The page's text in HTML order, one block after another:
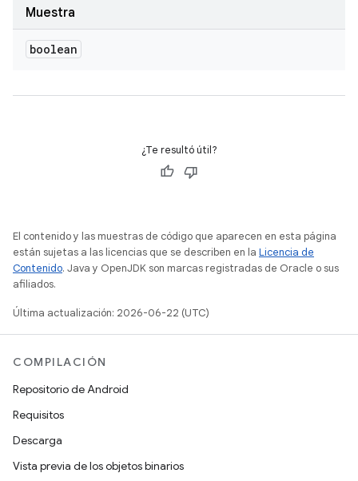
Muestra
boolean
¿Te resultó útil?
El contenido y las muestras de código que aparecen en esta página
están sujetas a las licencias que se describen en la Licencia de
Contenido. Java y OpenJDK son marcas registradas de Oracle o sus
afiliados.
Última actualización: 2026-06-22 (UTC)
COMPILACIÓN
Repositorio de Android
Requisitos
Descarga
Vista previa de los objetos binarios